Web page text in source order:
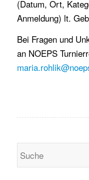
(Datum, Ort,
Anmeldung) lt.
Bei Fragen und
an NOEPS